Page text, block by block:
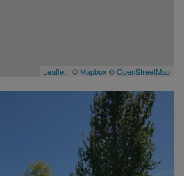
Leaflet | © Mapbox ©OpenStreetMap